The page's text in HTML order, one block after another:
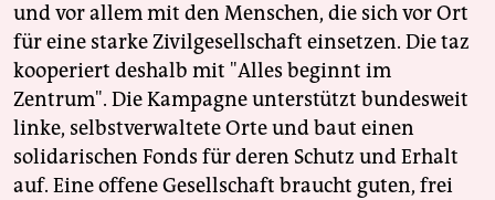
und vor allem mit den Menschen, die sich vor Ort
für eine starke Zivilgesellschaft einsetzen. Die taz
kooperiert deshalb mit "Alles beginnt im
Zentrum". Die Kampagne unterstützt bundesweit
linke, selbstverwaltete Orte und baut einen
solidarischen Fonds für deren Schutz und Erhalt
auf. Eine offene Gesellschaft braucht guten, frei